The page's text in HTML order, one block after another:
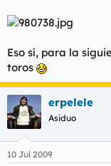
Eso sí, para la
toros
erpelele
Asiduo
10 Jul 2009